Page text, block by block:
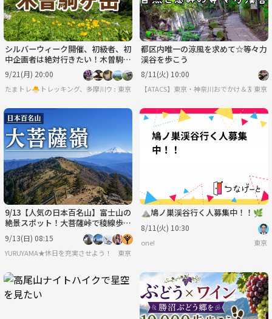
シルバーウィーク開催、初級者、初
中企画者は絶対行きたい！木曽駒ヶ
岳☘️
9/21(月) 20:00
たまトレ🐣トレッキング、多摩川ウォーキング、ゆるラン）
東京
都区内唯一の涼風を求めて☆等々力
渓谷を歩こう
8/11(火) 10:00
【ATACS】東京・神奈川おでかけ＆友達
東京
9/13【人気の日本百名山】富士山の
絶景スポット！大菩薩峠で稜線歩
き！アイコンに使える写真を撮ろ
う！
9/13(日) 08:15
YURUYAMA★休日を充実させよう！（グループ登山サークル）
東京
⛰鳩ノ巣渓谷行く人募集中！！🌿
8/11(火) 10:30
one! 東京